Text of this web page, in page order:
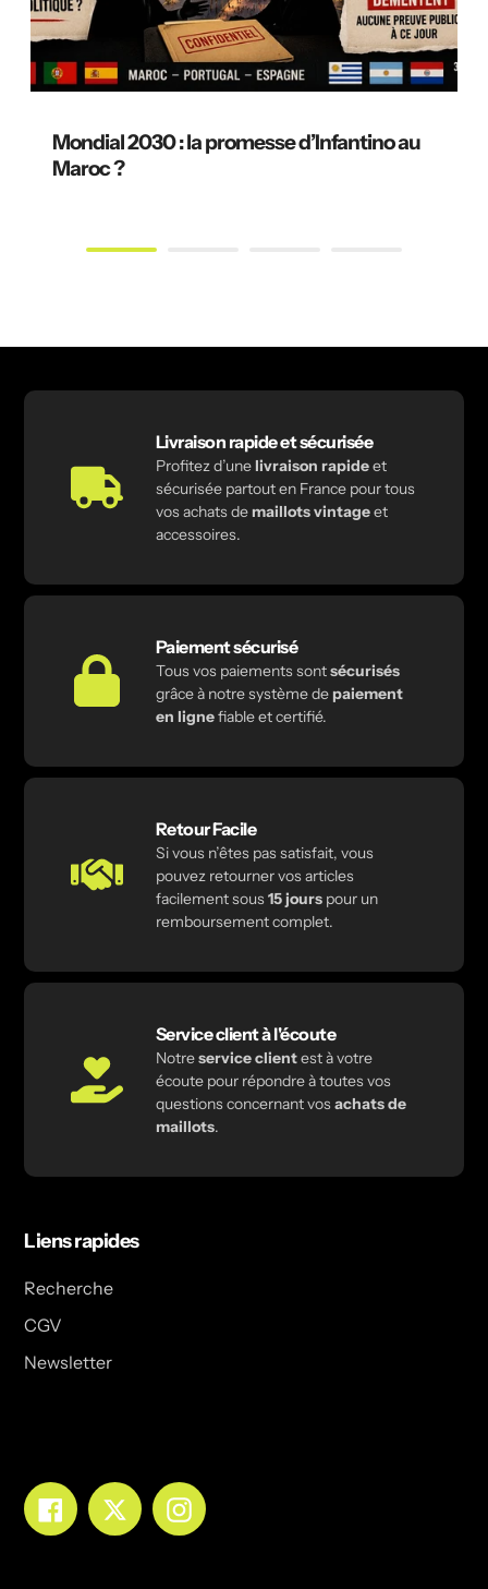
Mondial 2030 : la promesse d’Infantino au
Maroc ?
Livraison rapide et sécurisée
Profitez d’unelivraison rapideet
sécurisée partout en France pour tous
vos achats demaillots vintageet
accessoires.
Paiement sécurisé
Tous vos paiements sontsécurisés
grâce à notre système depaiement
en lignefiable et certifié.
Retour Facile
Si vous n’êtes pas satisfait, vous
pouvez retourner vos articles
facilement sous15 jourspour un
remboursement complet.
Service client à l'écoute
Notreservice clientest à votre
écoute pour répondre à toutes vos
questions concernant vosachats de
maillots.
Liens rapides
Recherche
CGV
Newsletter
FacebookTwitterInstagram